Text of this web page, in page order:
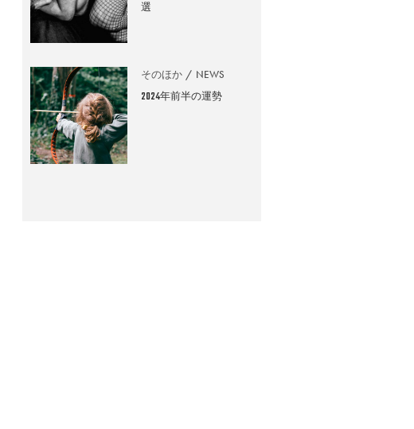
選
そのほか NEWS
2024年前半の運勢